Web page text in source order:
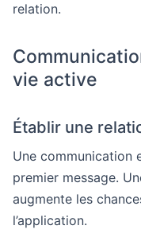
relation.
vie active
Établir une
Une communication
premier message.
augmente les
l’application.